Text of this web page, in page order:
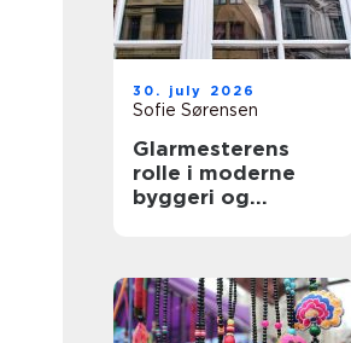
30. july 2026
Sofie Sørensen
Glarmesterens
rolle i moderne
byggeri og